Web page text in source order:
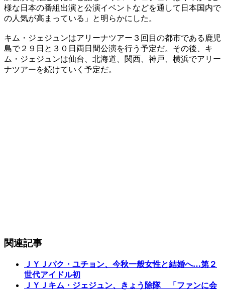
様な日本の番組出演と公演イベントなどを通して日本国内で
の人気が高まっている」と明らかにした。
キム・ジェジュンはアリーナツアー３回目の都市である鹿児
島で２９日と３０日両日間公演を行う予定だ。その後、キ
ム・ジェジュンは仙台、北海道、関西、神戸、横浜でアリー
ナツアーを続けていく予定だ。
関連記事
ＪＹＪパク・ユチョン、今秋一般女性と結婚へ…第２
世代アイドル初
ＪＹＪキム・ジェジュン、きょう除隊 「ファンに会